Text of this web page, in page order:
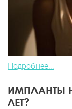
Подробнее...
ИМПЛАНТЫ
ЛЕТ?